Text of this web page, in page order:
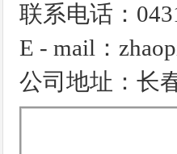
联系电话：
E - mail：
公司地址：长